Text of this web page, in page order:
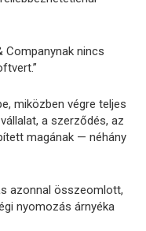
Companynak nincs
miközben végre teljes
a szerződés, az
magának — néhány
azonnal összeomlott,
nyomozás árnyéka